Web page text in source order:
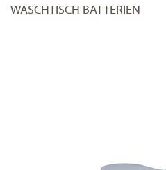
WASCHTISCH BATTERIEN